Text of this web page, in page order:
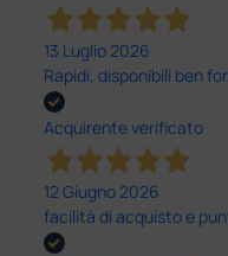
13 Luglio 2026
Rapidi, disponibili ben
Acquirente verificato
12 Giugno 2026
facilità di acquisto e